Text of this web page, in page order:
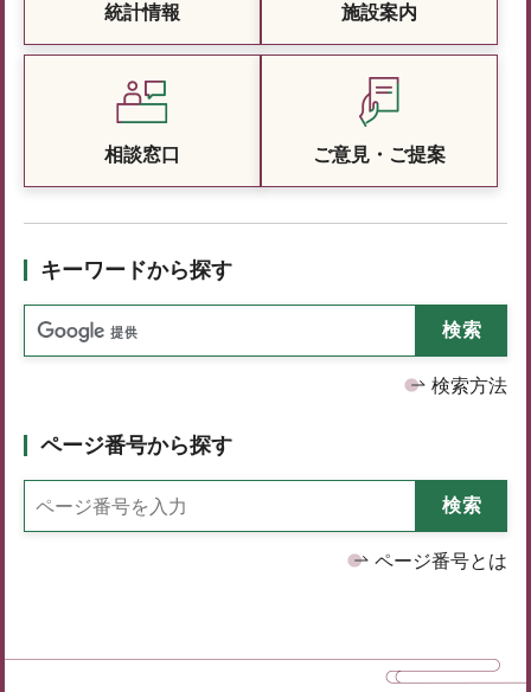
統計情報 施設案内
相談窓口 ご意見・ご提案
キーワードから探す
検索方法
ページ番号から探す
ページ番号とは